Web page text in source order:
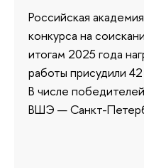
Российская
конкурса на
итогам 2025 года
работы присудили
В числе
ВШЭ — Санкт-